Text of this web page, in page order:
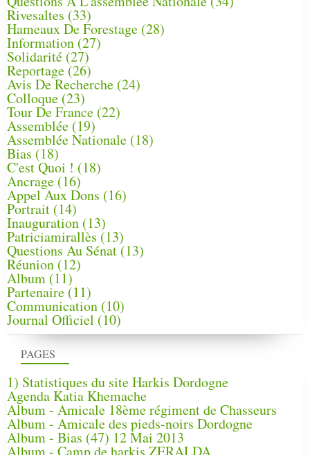
PAGES
1) Statistiques du site Harkis Dordogne
Agenda Katia Khemache
Album - Amicale 18ème régiment de Chasseurs
Album - Amicale des pieds-noirs Dordogne
Album - Bias (47) 12 Mai 2013
Rivesaltes (33)
Hameaux De Forestage (28)
Information (27)
Solidarité (27)
Reportage(26)
Avis De Recherche (24)
Colloque (23)
Tour De France (22)
Assemblée (19)
Assemblée Nationale (18)
Bias (18)
C'est Quoi ! (18)
Ancrage (16)
Appel Aux Dons (16)
Portrait (14)
Inauguration (13)
Patriciamirallès (13)
Questions Au Sénat(13)
Réunion (12)
Album (11)
Partenaire(11)
Communication (10)
Journal Officiel (10)